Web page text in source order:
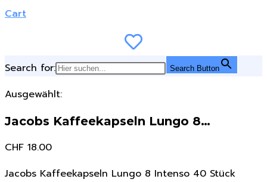
Cart
Search for: Search Button
Ausgewählt:
Jacobs Kaffeekapseln Lungo 8…
CHF 18.00
Jacobs Kaffeekapseln Lungo 8 Intenso 40 Stück